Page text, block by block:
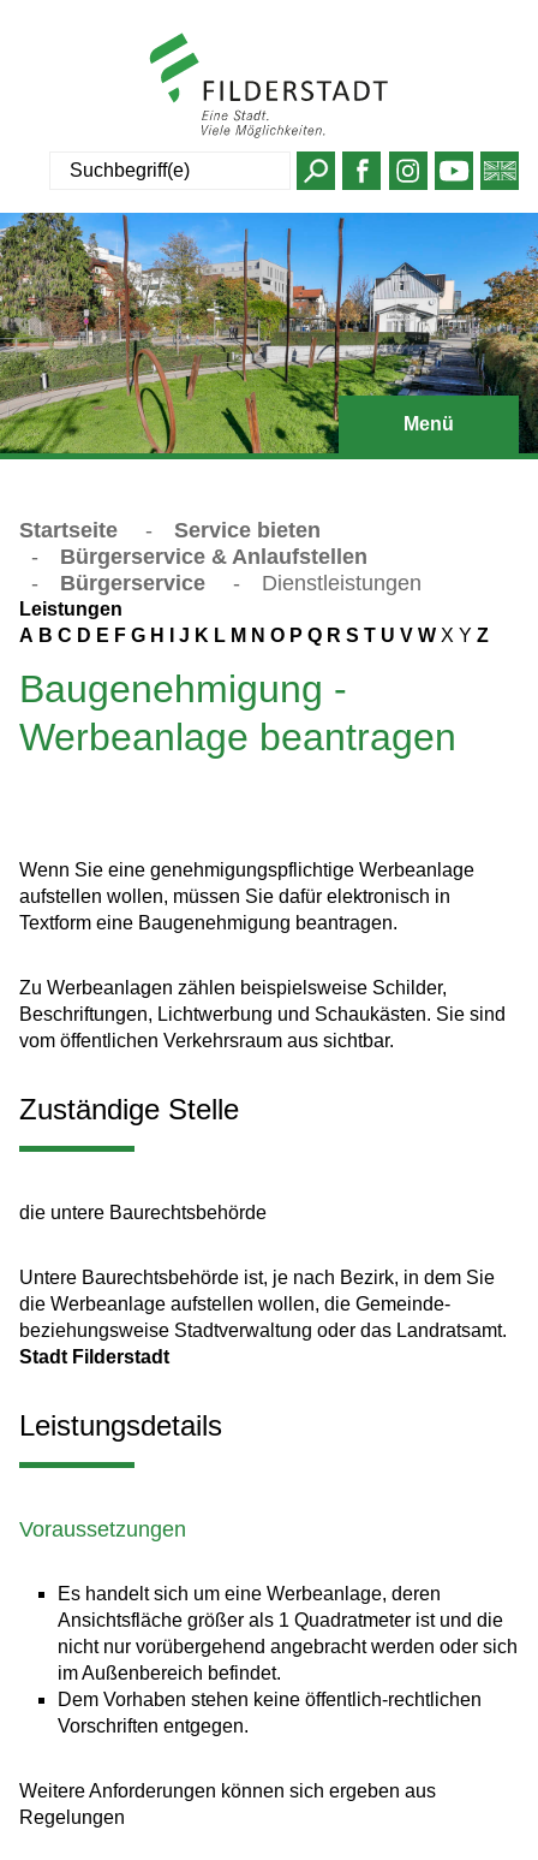
Menü
Startseite -
Service bieten
-
Bürgerservice & Anlaufstellen
-
Bürgerservice - Dienstleistungen
Leistungen
A B C D E F G H J K L M N O P Q R S T U V W X Y Z
Baugenehmigung -
Werbeanlage beantragen
Wenn Sie eine genehmigungspflichtige Werbeanlage
aufstellen wollen, müssen Sie dafür elektronisch in
Textform eine Baugenehmigung beantragen.
Zu Werbeanlagen zählen beispielsweise Schilder,
Beschriftungen, Lichtwerbung und Schaukästen. Sie sind
vom öffentlichen Verkehrsraum aus sichtbar.
Zuständige Stelle
die untere Baurechtsbehörde
Untere Baurechtsbehörde ist, je nach Bezirk, in dem Sie
die Werbeanlage aufstellen wollen, die Gemeinde-
beziehungsweise Stadtverwaltung oder das Landratsamt.
Stadt Filderstadt
Leistungsdetails
Voraussetzungen
Es handelt sich um eine Werbeanlage, deren
Ansichtsfläche größer als 1 Quadratmeter ist und die
nicht nur vorübergehend angebracht werden oder sich
im Außenbereich befindet.
Dem Vorhaben stehen keine öffentlich-rechtlichen
Vorschriften entgegen.
Weitere Anforderungen können sich ergeben aus
Regelungen